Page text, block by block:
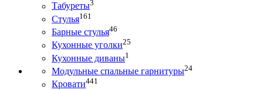
Табуреты3
Стулья161
Барные стулья46
Кухонные уголки25
Кухонные диваны1
Модульные спальные гарнитуры24
Кровати441